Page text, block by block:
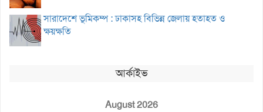
সারাদেশে ভূমিকম্প : ঢাকাসহ বিভিন্ন জেলায় হতাহত ও
ক্ষয়ক্ষতি
আর্কাইভ
August 2026